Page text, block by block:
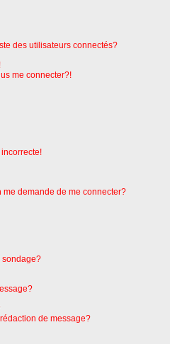
des utilisateurs connectés?
me connecter?!
me demande de me connecter?
sondage?
de message?